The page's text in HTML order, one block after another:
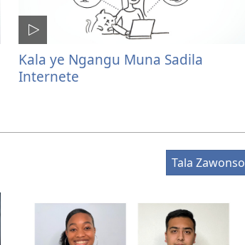
Kala ye Ngangu Muna Sadila
Internete
Tala Zawonso